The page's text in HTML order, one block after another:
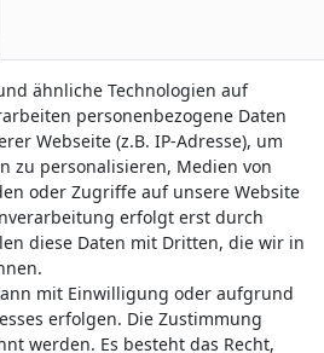
Sie einen Rückruf?
ähnliche Technologien auf
personenbezogene Daten
Webseite (z.B. IP-Adresse), um
zu personalisieren, Medien von
oder Zugriffe auf unsere Website
erfolgt erst durch
diese Daten mit Dritten, die wir in
mit Einwilligung oder aufgrund
erfolgen. Die Zustimmung
werden. Es besteht das Recht,